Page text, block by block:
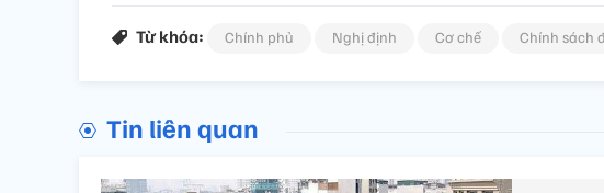
Từ khóa: Chính phủ Nghị định Cơ chế Chính sách
Tin liên quan